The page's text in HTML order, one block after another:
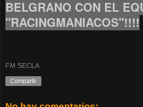
BELGRANO CON EL
"RACINGMANIACOS"!!!!
FM SECLA
Compartir